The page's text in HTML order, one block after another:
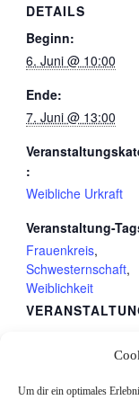
Um dir ein optimales
DETAILS
Beginn:
6. Juni @ 10:00
Ende:
7. Juni @ 13:00
:
Weibliche Urkraft
Veranstaltung-
Frauenkreis,
Schwesternschaft,
Weiblichkeit
gestratz, 88167